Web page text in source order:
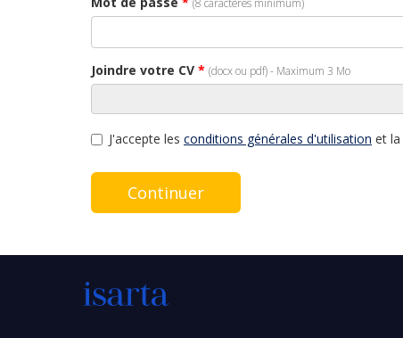
Joindre votre CV * (docx ou pdf) - Maximum 3 Mo
J'accepte les conditions générales d'utilisation et la
Continuer